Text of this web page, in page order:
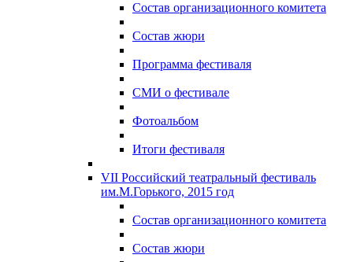
Состав организационного комитета
Состав жюри
Программа фестиваля
СМИ о фестивале
Фотоальбом
Итоги фестиваля
VII Российский театральный фестиваль
им.М.Горького, 2015 год
Состав организационного комитета
Состав жюри